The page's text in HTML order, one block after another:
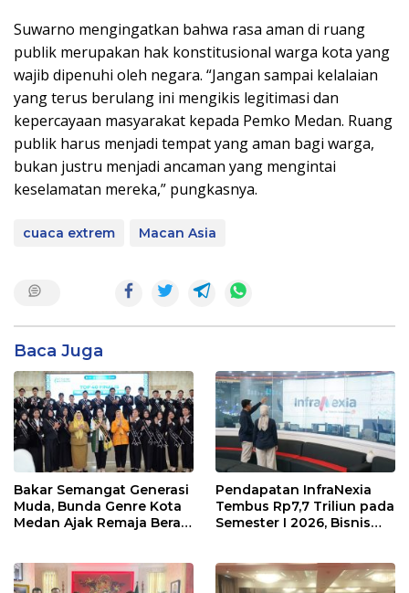
​Suwarno mengingatkan bahwa rasa aman di ruang
publik merupakan hak konstitusional warga kota yang
wajib dipenuhi oleh negara. “Jangan sampai kelalaian
yang terus berulang ini mengikis legitimasi dan
kepercayaan masyarakat kepada Pemko Medan. Ruang
publik harus menjadi tempat yang aman bagi warga,
bukan justru menjadi ancaman yang mengintai
keselamatan mereka,” pungkasnya.
cuaca extrem Macan Asia
Baca Juga
Bakar Semangat Generasi
Muda, Bunda Genre Kota
Medan Ajak Remaja Berani
Pendapatan InfraNexia
Tembus Rp7,7 Triliun pada
Semester I 2026, Bisnis